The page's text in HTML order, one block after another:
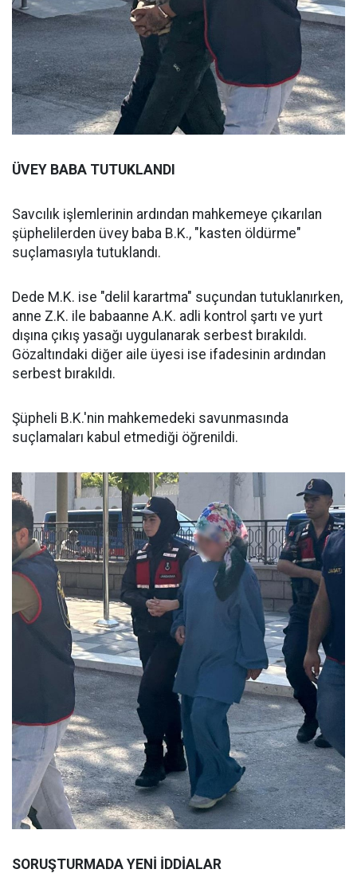
ÜVEY BABA TUTUKLANDI
Savcılık işlemlerinin ardından mahkemeye çıkarılan
şüphelilerden üvey baba B.K., "kasten öldürme"
suçlamasıyla tutuklandı.
Dede M.K. ise "delil karartma" suçundan tutuklanırken,
anne Z.K. ile babaanne A.K. adli kontrol şartı ve yurt
dışına çıkış yasağı uygulanarak serbest bırakıldı.
Gözaltındaki diğer aile üyesi ise ifadesinin ardından
serbest bırakıldı.
Şüpheli B.K.'nin mahkemedeki savunmasında
suçlamaları kabul etmediği öğrenildi.
SORUŞTURMADA YENİ İDDİALAR